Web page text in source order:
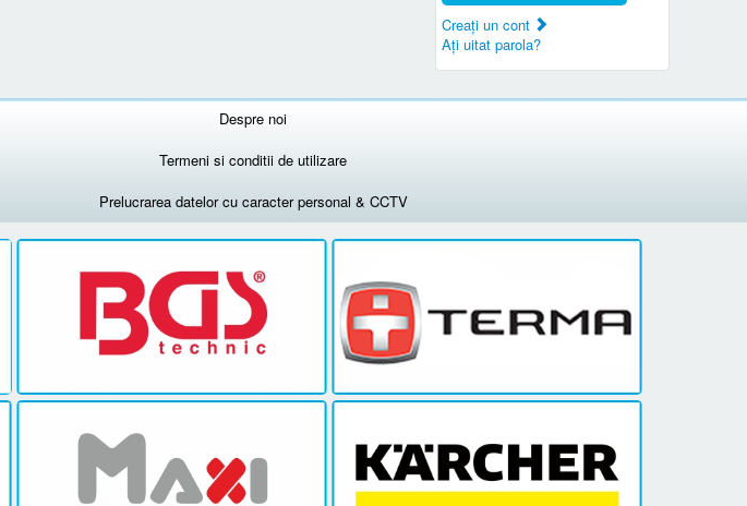
Creaţi un cont
Aţi uitat parola?
Despre noi
Termeni si conditii de utilizare
Prelucrarea datelor cu caracter personal & CCTV